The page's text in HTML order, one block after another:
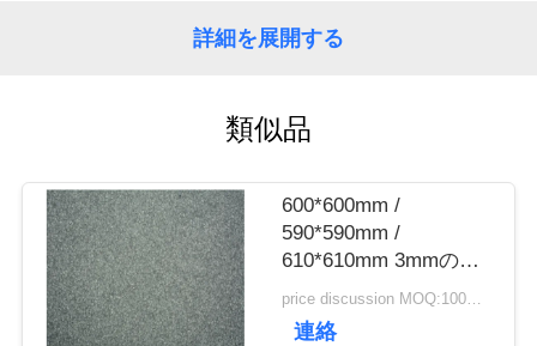
詳細を展開する
類似品
600*600mm /
590*590mm /
610*610mm 3mmの厚
さのアンチステティッ
クフロア
price discussion MOQ:100平方メートル
連絡